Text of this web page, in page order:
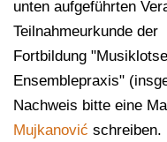
unten aufgeführten
Teilnahmeurkunde der
Fortbildung
Ensemblepraxis"
Nachweis bitte eine
Mujkanović schreiben.